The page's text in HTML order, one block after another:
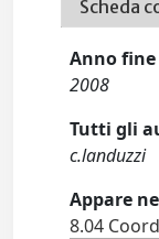
Scheda
Anno
2008
Tutti gli
c.landuzzi
Appare
8.04